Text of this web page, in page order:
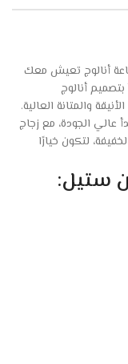
أنالوج تعيش معك
بتصميم أنالوج
والمتانة العالية.
عالي الجودة، مع زجاج
لتكون خيارًا
ستيل: